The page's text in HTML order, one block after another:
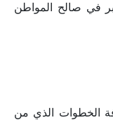
في صالح المواطن
الخطوات الذي من